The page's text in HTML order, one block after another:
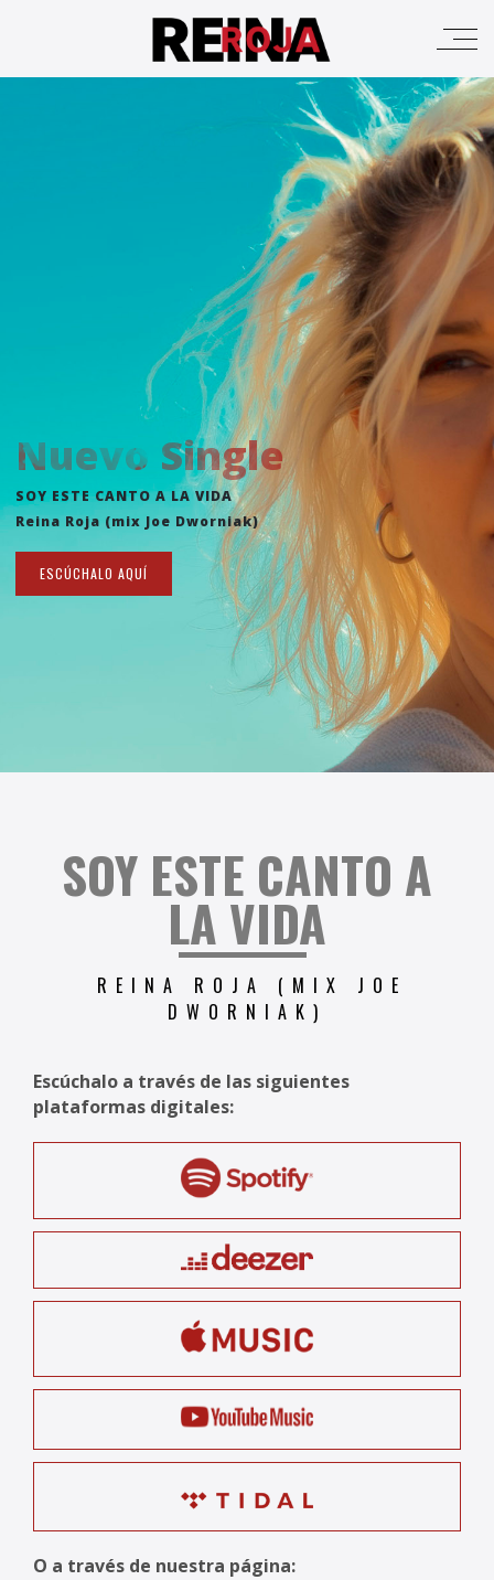
Nuevo Single
SOY ESTE CANTO A LA VIDA
Reina Roja (mix Joe Dworniak)
ESCÚCHALO AQUÍ
SOY ESTE CANTO A
LA VIDA
REINA ROJA (MIX JOE
DWORNIAK)
Escúchalo a través de las siguientes
plataformas digitales:
O a través de nuestra página: